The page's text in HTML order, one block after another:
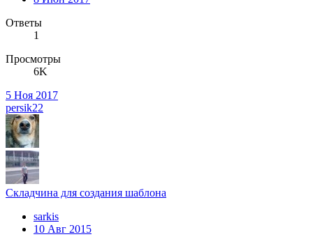
Ответы
1
Просмотры
6K
5 Ноя 2017
persik22
Складчина для создания шаблона
sarkis
10 Авг 2015